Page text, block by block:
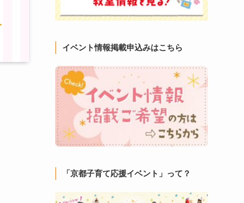
イベント情報掲載申込みはこちら
「京都子育て応援イベント」って？